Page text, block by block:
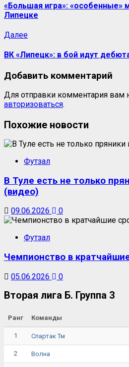
«Большая игра»: «особенные»
Липецке
Далее
ВК «Липецк»: в бой идут
Добавить комментарий
Для отправки комментария вам
авторизоваться.
Похожие новости
Футзал
В Туле есть не только
(видео)
09.06.2026 0
Футзал
Чемпионство в
05.06.2026 0
Вторая лига Б. Группа 3
Ранг Команды
1 Спартак Тм
2 Волна